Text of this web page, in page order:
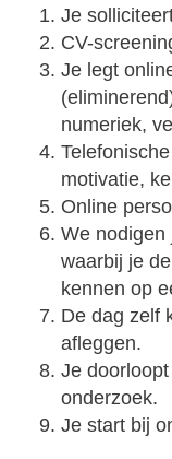
Je
CV-
Je legt
numeriek,
motivatie,
Online
We nodigen
waarbij je
kennen op
De dag zelf
afleggen.
Je
onderzoek.
Je start bij